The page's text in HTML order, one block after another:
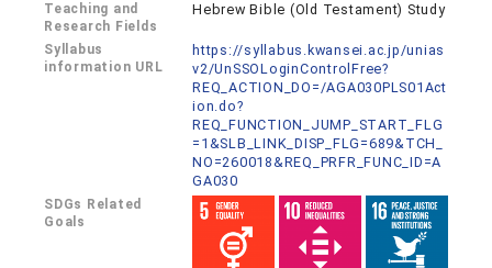
Teaching and
Research Fields
Hebrew Bible (Old Testament) Study
Syllabus
information URL
https://syllabus.kwansei.ac.jp/unias
v2/UnSSOLoginControlFree?
REQ_ACTION_DO=/AGA030PLS01Act
ion.do?
REQ_FUNCTION_JUMP_START_FLG
=1&SLB_LINK_DISP_FLG=689&TCH_
NO=260018&REQ_PRFR_FUNC_ID=A
GA030
SDGs Related
Goals